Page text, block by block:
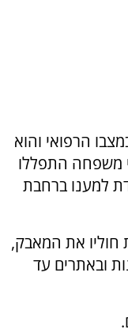
הרפואי והוא
משפחה התפללו
למענו ברחבת
חוליו את המאבק,
ובאתרים עד